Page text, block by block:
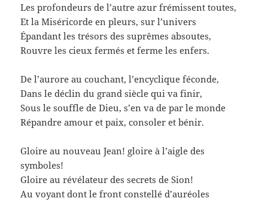
Les profondeurs de l’autre azur frémissent toutes,
Et la Miséricorde en pleurs, sur l’univers
Épandant les trésors des suprêmes absoutes,
Rouvre les cieux fermés et ferme les enfers.
De l’aurore au couchant, l’encyclique féconde,
Dans le déclin du grand siècle qui va finir,
Sous le souffle de Dieu, s’en va de par le monde
Répandre amour et paix, consoler et bénir.
Gloire au nouveau Jean! gloire à l’aigle des
symboles!
Gloire au révélateur des secrets de Sion!
Au voyant dont le front constellé d’auréoles